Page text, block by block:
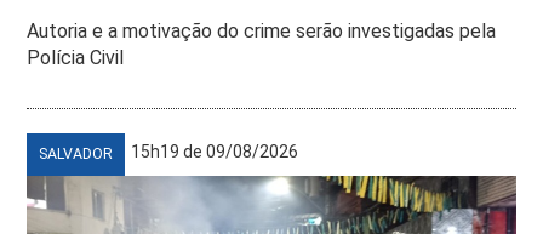
Autoria e a motivação do crime serão investigadas pela
Polícia Civil
SALVADOR 15h19 de 09/08/2026